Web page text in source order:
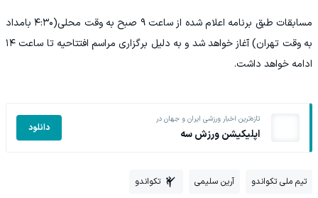
مسابقات طبق برنامه اعلام شده از ساعت ۹ صبح به وقت محلی(۴:۳۰ بامداد
به وقت تهران) آغاز خواهد شد و به دلیل برگزاری مراسم افتتاحیه تا ساعت ۱۴
ادامه خواهد داشت.
تازه‌ترین اخبار ورزشی ایران و جهان در
اپلیکیشن ورزش سه دانلود
تیم ملی تکواندو آرین سلیمی تکواندو